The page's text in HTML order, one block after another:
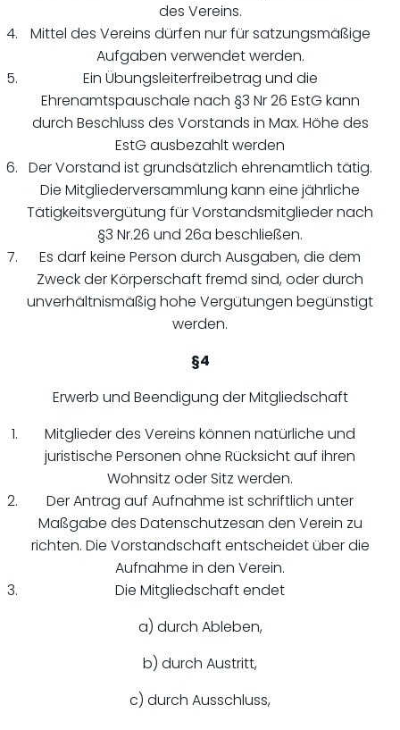
des Vereins.
Mittel des Vereins dürfen nur für satzungsmäßige
Aufgaben verwendet werden.
Ein Übungsleiterfreibetrag und die
Ehrenamtspauschale nach §3 Nr 26 EstG kann
durch Beschluss des Vorstands in Max. Höhe des
EstG ausbezahlt werden
Der Vorstand ist grundsätzlich ehrenamtlich tätig.
Die Mitgliederversammlung kann eine jährliche
Tätigkeitsvergütung für Vorstandsmitglieder nach
§3 Nr.26 und 26a beschließen.
Es darf keine Person durch Ausgaben, die dem
Zweck der Körperschaft fremd sind, oder durch
unverhältnismäßig hohe Vergütungen begünstigt
werden.
§4
Erwerb und Beendigung der Mitgliedschaft
Mitglieder des Vereins können natürliche und
juristische Personen ohne Rücksicht auf ihren
Wohnsitz oder Sitz werden.
Der Antrag auf Aufnahme ist schriftlich unter
Maßgabe des Datenschutzesan den Verein zu
richten. Die Vorstandschaft entscheidet über die
Aufnahme in den Verein.
Die Mitgliedschaft endet
a) durch Ableben,
b) durch Austritt,
c) durch Ausschluss,